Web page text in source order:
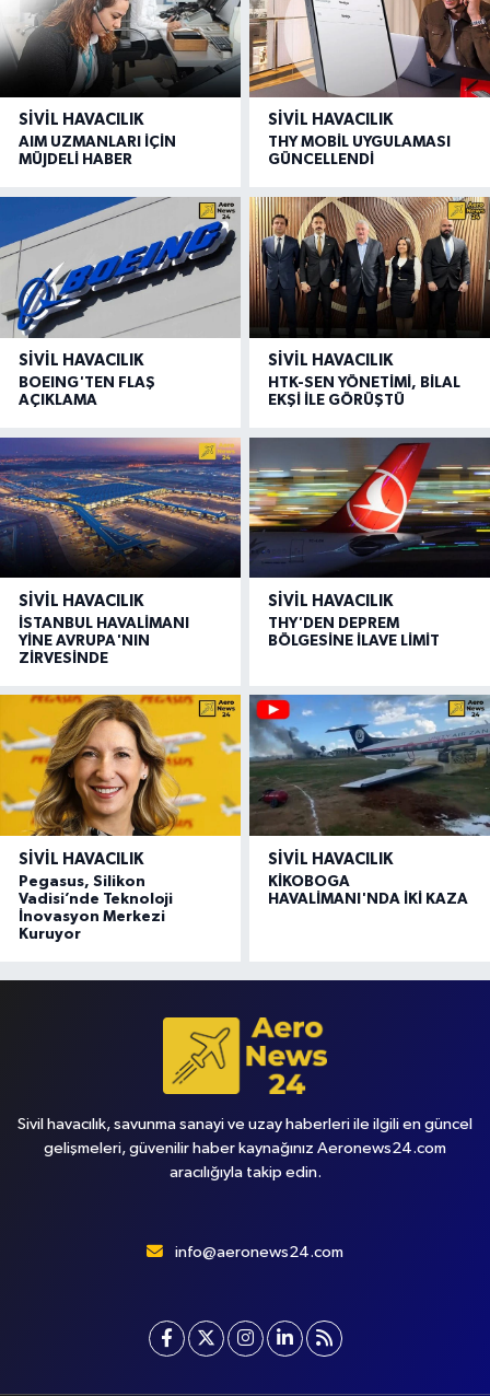
SIVIL HAVACILIK
AIM UZMANLARI İÇİN
MÜJDELİ HABER
SIVIL HAVACILIK
THY MOBİL UYGULAMASI
GÜNCELLENDİ
SIVIL HAVACILIK
BOEING'TEN FLAŞ
AÇIKLAMA
SIVIL HAVACILIK
HTK-SEN YÖNETİMİ, BİLAL
EKŞİ İLE GÖRÜŞTÜ
SIVIL HAVACILIK
İSTANBUL HAVALİMANI
YİNE AVRUPA'NIN
ZİRVESİNDE
SIVIL HAVACILIK
THY'DEN DEPREM
BÖLGESİNE İLAVE LİMİT
SIVIL HAVACILIK
Pegasus, Silikon
Vadisi’nde Teknoloji
İnovasyon Merkezi
Kuruyor
SIVIL HAVACILIK
KİKOBOGA
HAVALİMANI'NDA İKİ KAZA
Sivil havacılık, savunma sanayi ve uzay haberleri ile ilgili en güncel
gelişmeleri, güvenilir haber kaynağınız Aeronews24.com
aracılığıyla takip edin.
info@aeronews24.com